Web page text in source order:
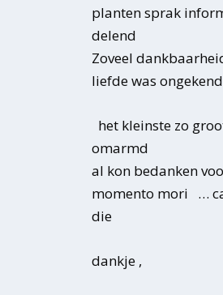
planten sprak
delend
Zoveel
liefde was ongekend
het kleinste zo
omarmd
al kon bedanken
momento mori …
die
dankje ,